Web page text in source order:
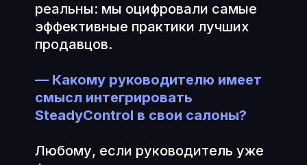
реальны: мы оцифровали самые
эффективные практики лучших
продавцов.
— Какому руководителю имеет
смысл интегрировать
SteadyControl в свои салоны?
Любому, если руководитель уже